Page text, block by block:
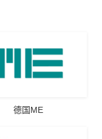
德国ME